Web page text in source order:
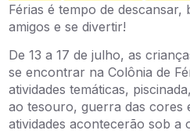
Férias é tempo de
amigos e se divertir!
De 13 a 17 de julho, as
se encontrar na Colônia de
atividades temáticas,
ao tesouro, guerra das cores
atividades acontecerão sob a